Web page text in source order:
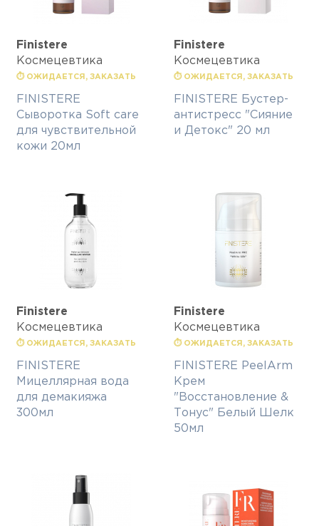
Finisterе
Космецевтика
⏱ ОЖИДАЕТСЯ, ЗАКАЗАТЬ
FINISTERE
Сыворотка Soft care
для чувствительной
кожи 20мл
Finisterе
Космецевтика
⏱ ОЖИДАЕТСЯ, ЗАКАЗАТЬ
FINISTERE Бустер-
антистресс "Сияние
и Детокс" 20 мл
Finisterе
Космецевтика
⏱ ОЖИДАЕТСЯ, ЗАКАЗАТЬ
FINISTERE
Мицеллярная вода
для демакияжа
300мл
Finisterе
Космецевтика
⏱ ОЖИДАЕТСЯ, ЗАКАЗАТЬ
FINISTERE PeelArm
Крем
"Восстановление &
Тонус" Белый Шелк
50мл